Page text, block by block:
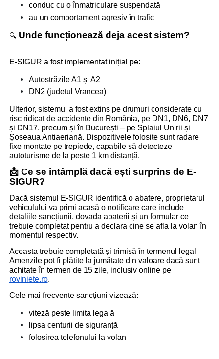
conduc cu o înmatriculare suspendată
au un comportament agresiv în trafic
🔍Unde funcționează deja acest sistem?
E-SIGUR a fost implementat inițial pe:
Autostrăzile A1 și A2
DN2 (județul Vrancea)
Ulterior, sistemul a fost extins pe drumuri considerate cu
risc ridicat de accidente din România, pe DN1, DN6, DN7
și DN17, precum și în București – pe Splaiul Unirii și
Șoseaua Antiaeriană. Dispozitivele folosite sunt radare
fixe montate pe trepiede, capabile să detecteze
autoturisme de la peste 1 km distanță.
📩 Ce se întâmplă dacă ești surprins de E-
SIGUR?
Dacă sistemul E-SIGUR identifică o abatere, proprietarul
vehiculului va primi acasă o notificare care include
detaliile sancțiunii, dovada abaterii și un formular ce
trebuie completat pentru a declara cine se afla la volan în
momentul respectiv.
Aceasta trebuie completată și trimisă în termenul legal.
Amenzile pot fi plătite la jumătate din valoare dacă sunt
achitate în termen de 15 zile, inclusiv online pe
roviniete.ro.
Cele mai frecvente sancțiuni vizează:
viteză peste limita legală
lipsa centurii de siguranță
folosirea telefonului la volan